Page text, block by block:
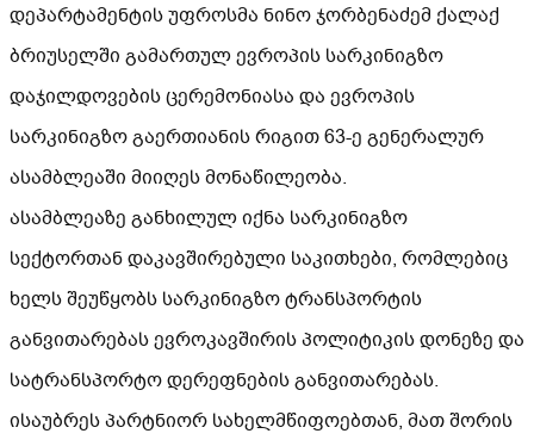
დეპარტამენტის უფროსმა ნინო ჯორბენაძემ ქალაქ
ბრიუსელში გამართულ ევროპის სარკინიგზო
დაჯილდოვების ცერემონიასა და ევროპის
სარკინიგზო გაერთიანის რიგით 63-ე გენერალურ
ასამბლეაში მიიღეს მონაწილეობა.
ასამბლეაზე განხილულ იქნა სარკინიგზო
სექტორთან დაკავშირებული საკითხები, რომლებიც
ხელს შეუწყობს სარკინიგზო ტრანსპორტის
განვითარებას ევროკავშირის პოლიტიკის დონეზე და
სატრანსპორტო დერეფნების განვითარებას.
ისაუბრეს პარტნიორ სახელმწიფოებთან, მათ შორის